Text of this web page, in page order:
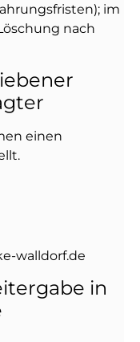
im
nach
einen
walldorf.de
in